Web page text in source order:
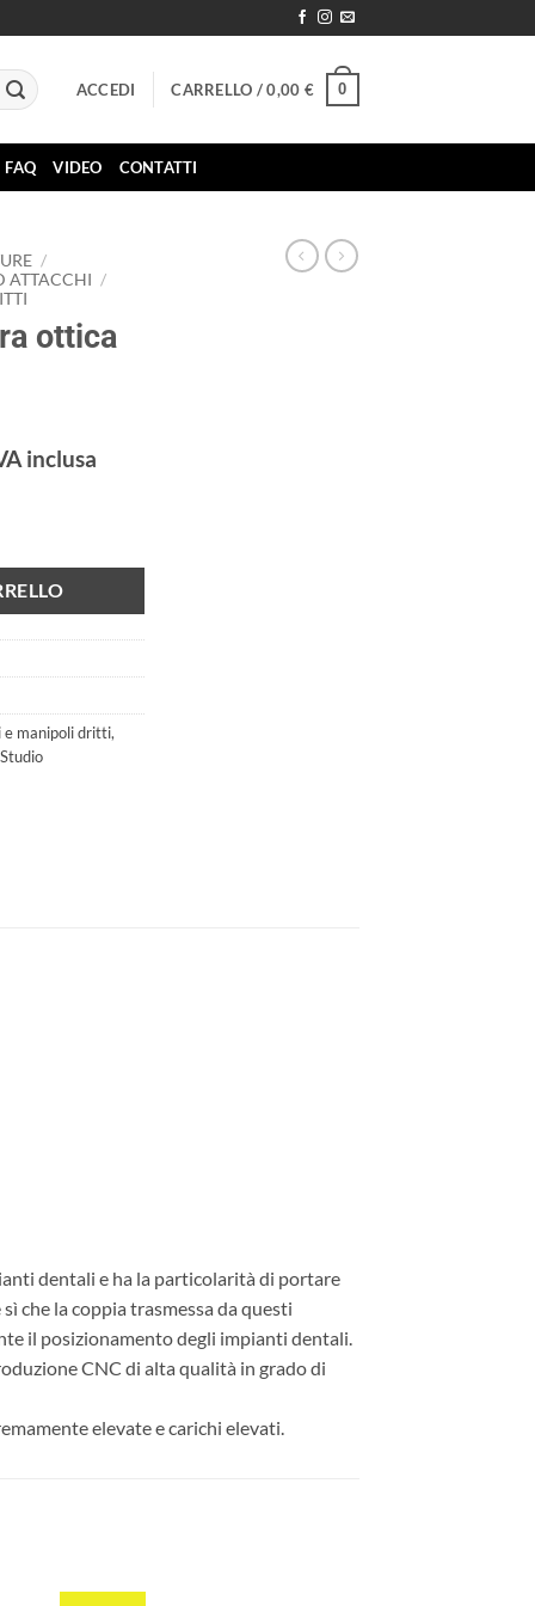
ACCEDI CARRELLO /0,00 € 0
FAQ VIDEO CONTATTI
/
ATTACCHI /
ottica
€.
inclusa
e manipoli dritti,
Studio
dentali e ha la particolarità di portare
che la coppia trasmessa da questi
il posizionamento degli impianti dentali.
CNC di alta qualità in grado di
elevate e carichi elevati.